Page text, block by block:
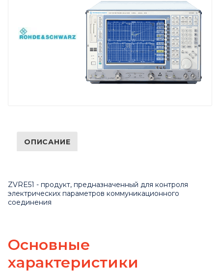
ОПИСАНИЕ
ZVRE51 - продукт, предназначенный для контроля
электрических параметров коммуникационного
соединения
Основные
характеристики